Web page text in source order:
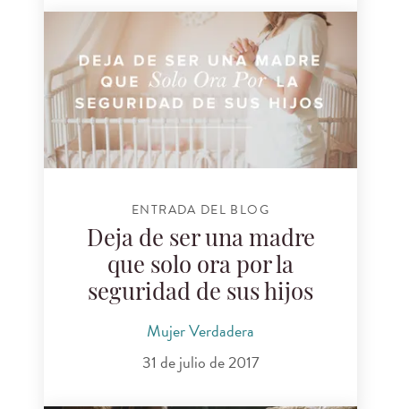
ENTRADA DEL BLOG
Deja de ser una madre
que solo ora por la
seguridad de sus hijos
Mujer Verdadera
31 de julio de 2017